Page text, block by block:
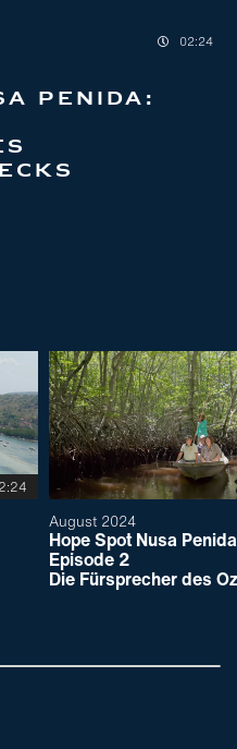
02:24
Penida:
August 2024
Hope Spot Nusa
Episode 2
Die Fürsprecher des